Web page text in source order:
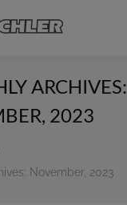
ARCHIVES:
2023
November, 2023